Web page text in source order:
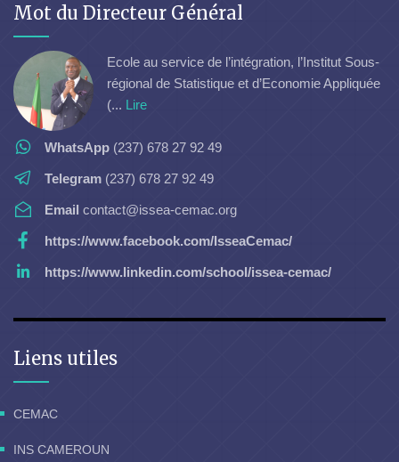
Mot du Directeur Général
Ecole au service de l’intégration, l’Institut Sous-
régional de Statistique et d’Economie Appliquée
(... Lire
WhatsApp (237) 678 27 92 49
Telegram (237) 678 27 92 49
Email contact@issea-cemac.org
https://www.facebook.com/IsseaCemac/
https://www.linkedin.com/school/issea-cemac/
Liens utiles
CEMAC
INS CAMEROUN